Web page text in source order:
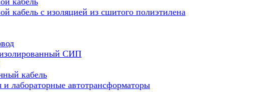
кабель с изоляцией из сшитого полиэтилена
СИП
кабель
лабораторные автотрансформаторы